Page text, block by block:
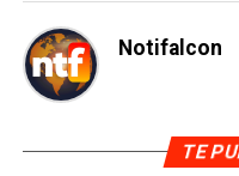
Notifalcon
TE